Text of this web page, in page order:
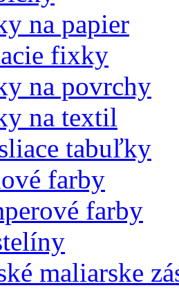
na papier
fixky
na povrchy
na textil
tabuľky
farby
farby
maliarske